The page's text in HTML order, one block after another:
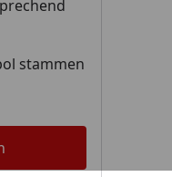
stammen